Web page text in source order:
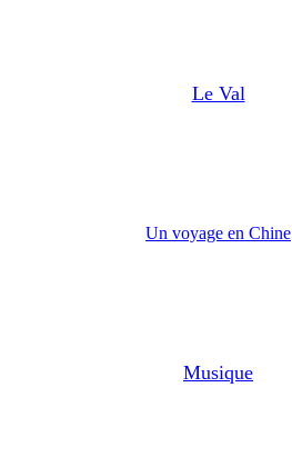
Le Val
Un voyage en Chine
Musique